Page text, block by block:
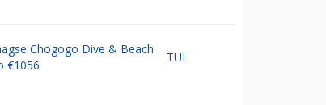
Chogogo Dive & Beach
€1056
TUI